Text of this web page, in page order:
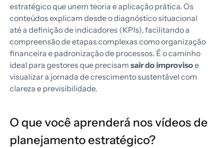
estratégico que unem teoria e aplicação prática. Os
conteúdos explicam desde o diagnóstico situacional
até a definição de indicadores (KPIs), facilitando a
compreensão de etapas complexas como organização
financeira e padronização de processos. É o caminho
ideal para gestores que precisam sair do improvisoe
visualizar a jornada de crescimento sustentável com
clareza e previsibilidade.
O que você aprenderá nos vídeos de
planejamento estratégico?